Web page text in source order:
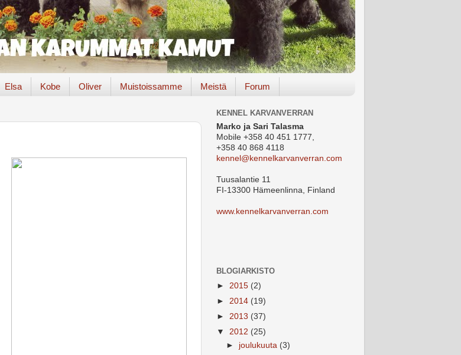
Elsa Kobe Oliver Muistoissamme Meistä Forum
KENNEL KARVANVERRAN
Marko ja Sari Talasma
Mobile +358 40 451 1777,
+358 40 868 4118
kennel@kennelkarvanverran.com
Tuusalantie 11
FI-13300 Hämeenlinna, Finland
www.kennelkarvanverran.com
BLOGIARKISTO
► 2015 (2)
► 2014 (19)
► 2013 (37)
▼ 2012 (25)
► joulukuuta (3)